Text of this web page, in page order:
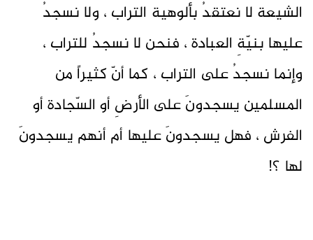
الشيعة لا نعتقدُ بألوهية التراب ، ولا نسجدُ
عليها بنيّةِ العبادة ، فنحن لا نسجدُ للتراب ،
وإنما نسجدُ على التراب ، كما أنّ كثيراً من
المسلمين يسجدونَ على الأرضِ أو السّجادة أو
الفرش ، فهل يسجدونَ عليها أم أنهم يسجدونَ
لها ؟!